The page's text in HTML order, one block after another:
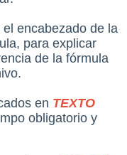
encabezado de la
para explicar
de la fórmula
en TEXTO
obligatorio y